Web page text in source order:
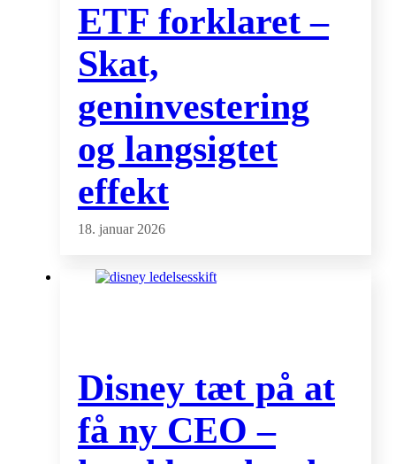
ETF forklaret –
Skat,
geninvestering
og langsigtet
effekt
18. januar 2026
Disney tæt på at
få ny CEO –